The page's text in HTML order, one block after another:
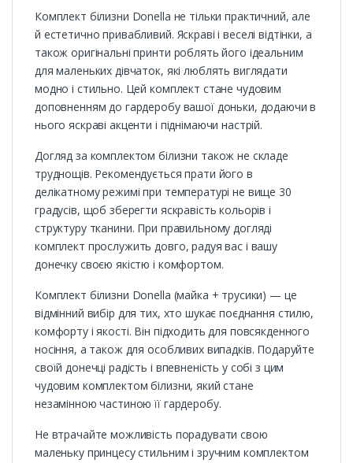
Комплект білизни Donella не тільки практичний, але
й естетично привабливий. Яскраві і веселі відтінки, а
також оригінальні принти роблять його ідеальним
для маленьких дівчаток, які люблять виглядати
модно і стильно. Цей комплект стане чудовим
доповненням до гардеробу вашої доньки, додаючи в
нього яскраві акценти і піднімаючи настрій.
Догляд за комплектом білизни також не складе
труднощів. Рекомендується прати його в
делікатному режимі при температурі не вище 30
градусів, щоб зберегти яскравість кольорів і
структуру тканини. При правильному догляді
комплект прослужить довго, радуя вас і вашу
донечку своєю якістю і комфортом.
Комплект білизни Donella (майка + трусики) — це
відмінний вибір для тих, хто шукає поєднання стилю,
комфорту і якості. Він підходить для повсякденного
носіння, а також для особливих випадків. Подаруйте
своїй донечці радість і впевненість у собі з цим
чудовим комплектом білизни, який стане
незамінною частиною її гардеробу.
Не втрачайте можливість порадувати свою
маленьку принцесу стильним і зручним комплектом